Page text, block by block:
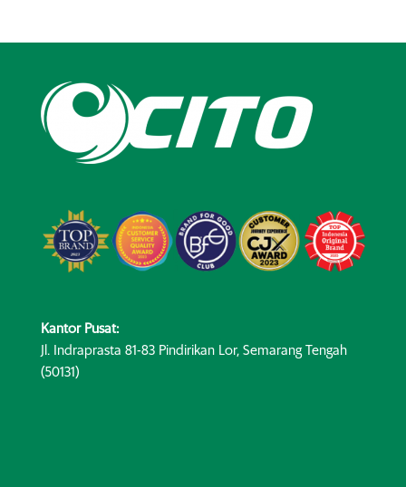
Kantor Pusat:
Jl. Indraprasta 81-83 Pindirikan Lor, Semarang Tengah
(50131)